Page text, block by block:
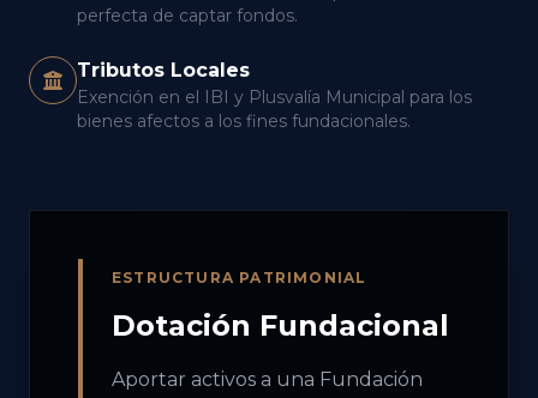
perfecta de captar fondos.
Tributos Locales
Exención en el IBI y Plusvalía Municipal para los
bienes afectos a los fines fundacionales.
ESTRUCTURA PATRIMONIAL
Dotación Fundacional
Aportar activos a una Fundación